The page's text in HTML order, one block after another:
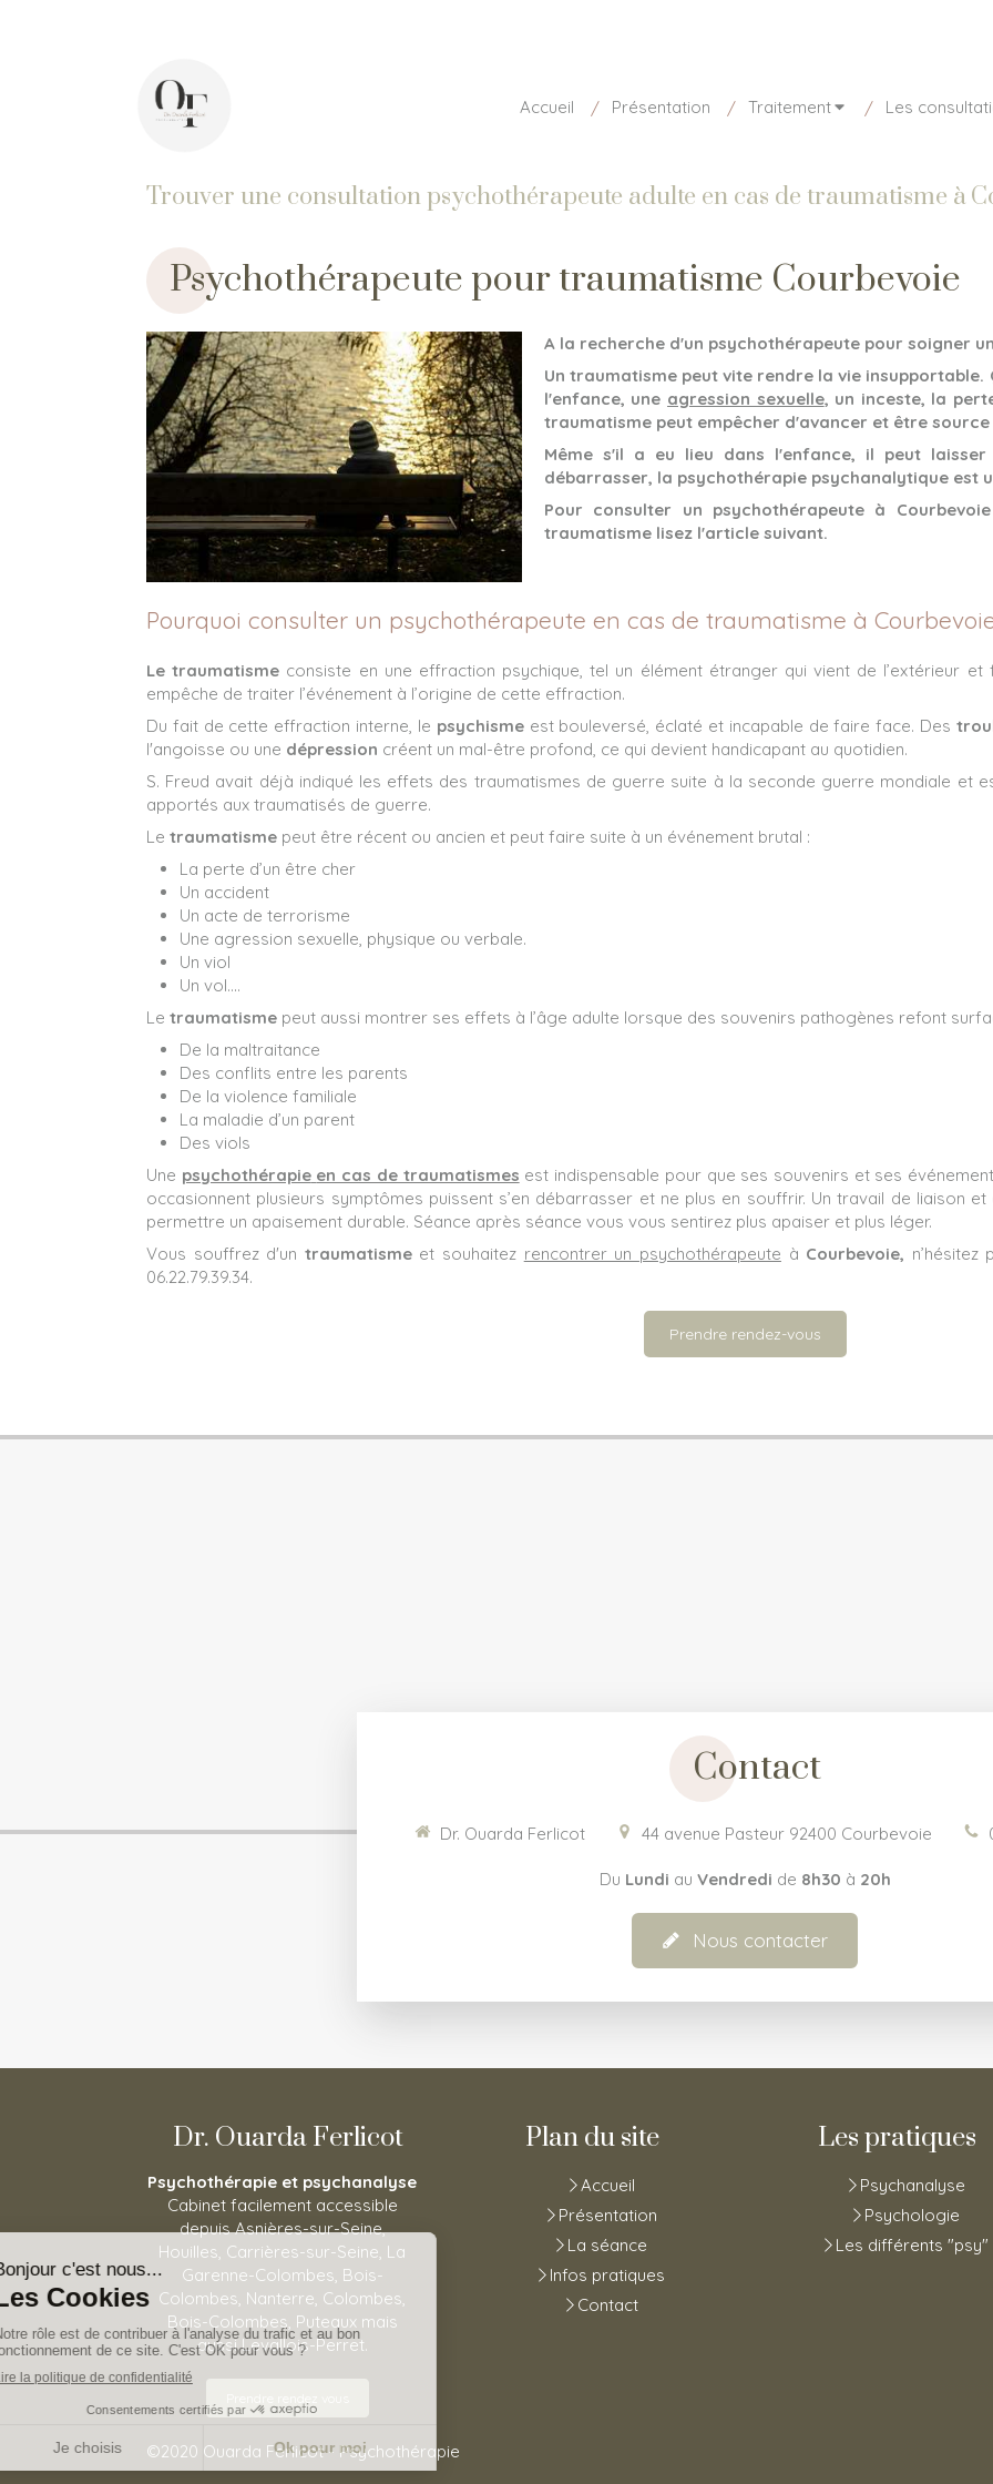
Accueil Présentation Traitement Les
Trouver une consultation psychothérapeute adulte en cas de traumatisme à
Psychothérapeute pour traumatisme Courbevoie
A la recherche d'un psychothérapeute pour soigner
Un traumatisme peut vite rendre la vie
l'enfance, une agression sexuelle, un inceste, la
traumatisme peut empêcher d'avancer et être
Même s'il a eu lieu dans l'enfance, il peut
débarrasser, la psychothérapie psychanalytique est
Pour consulter un psychothérapeute à
traumatisme lisez l'article suivant.
Pourquoi consulter un psychothérapeute en cas de traumatisme à
Le traumatisme consiste en une effraction psychique, tel un élément étranger qui vient de l’extérieur
empêche de traiter l’événement à l’origine de cette effraction.
Du fait de cette effraction interne, le psychismeest bouleversé, éclaté et incapable de faire face. Des
l'angoisse ou une dépression créent un mal-être profond, ce qui devient handicapant au quotidien.
S. Freud avait déjà indiqué les effets des traumatismes de guerre suite à la seconde guerre mondiale et
apportés aux traumatisés de guerre.
Le traumatisme peut être récent ou ancien et peut faire suite à un événement brutal :
La perte d’un être cher
Un accident
Un acte de terrorisme
Une agression sexuelle, physique ou verbale.
Un viol
Un vol….
Le traumatisme peut aussi montrer ses effets à l’âge adulte lorsque des souvenirs pathogènes refont
De la maltraitance
Des conflits entre les parents
De la violence familiale
La maladie d’un parent
Des viols
Une psychothérapie en cas de traumatismes est indispensable pour que ses souvenirs et ses
occasionnent plusieurs symptômes puissent s’en débarrasser et ne plus en souffrir. Un travail de liaison
permettre un apaisement durable. Séance après séance vous vous sentirez plus apaiser et plus léger.
Vous souffrez d'un traumatismeet souhaitez rencontrer un psychothérapeute à Courbevoie,
06.22.79.39.34.
Prendre rendez-vous
Contact
Dr. Ouarda Ferlicot 44 avenue Pasteur 92400 Courbevoie
Du Lundi au Vendredi de 8h30 à 20h
Nous contacter
Dr. Ouarda Ferlicot
Psychothérapie et psychanalyse
Cabinet facilement accessible
depuis Asnières-sur-Seine,
Houilles, Carrières-sur-Seine, La
Garenne-Colombes, Bois-
Colombes, Nanterre, Colombes,
Bois-Colombes, Puteaux mais
aussi Levallois-Perret.
Plan du site
Accueil
Présentation
La séance
Infos pratiques
Contact
Les pratiques
Psychanalyse
Psychologie
Les différents "psy"
©2020 Ouarda Ferlicot - Psychothérapie